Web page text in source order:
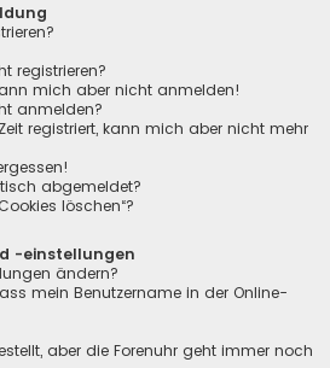
registrieren?
mich aber nicht anmelden!
anmelden?
registriert, kann mich aber nicht mehr
abgemeldet?
löschen“?
-einstellungen
ändern?
mein Benutzername in der Online-
aber die Forenuhr geht immer noch